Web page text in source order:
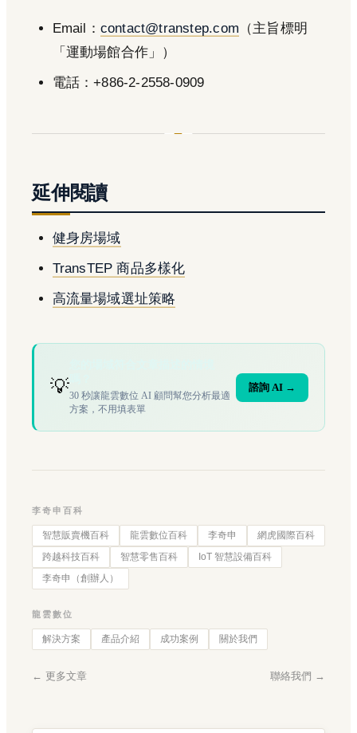
Email： contact@transtep.com （主旨標明
「運動場館合作」）
電話：+886-2-2558-0909
延伸閱讀
健身房場域
TransTEP 商品多樣化
高流量場域選址策略
💡30 秒讓龍雲數位 AI 顧問幫您分析最適
方案，不用填表單
諮詢 AI →
李奇申百科
智慧販賣機百科 龍雲數位百科 李奇申
網虎國際百科
跨越科技百科
智慧零售百科
IoT 智慧設備百科
李奇申（創辦人）
龍雲數位
解決方案 產品介紹 成功案例 關於我們
← 更多文章 聯絡我們 →